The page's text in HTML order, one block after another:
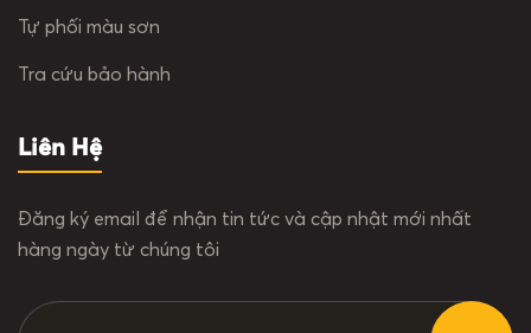
Tự phối màu sơn
Tra cứu bảo hành
Liên Hệ
Đăng ký email để nhận tin tức và cập nhật mới nhất
hàng ngày từ chúng tôi